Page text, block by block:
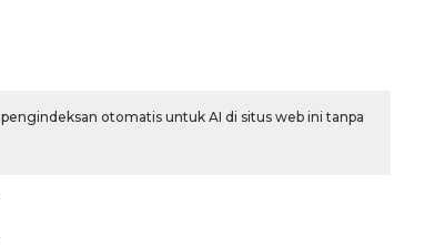
otomatis untuk AI di situs web ini tanpa